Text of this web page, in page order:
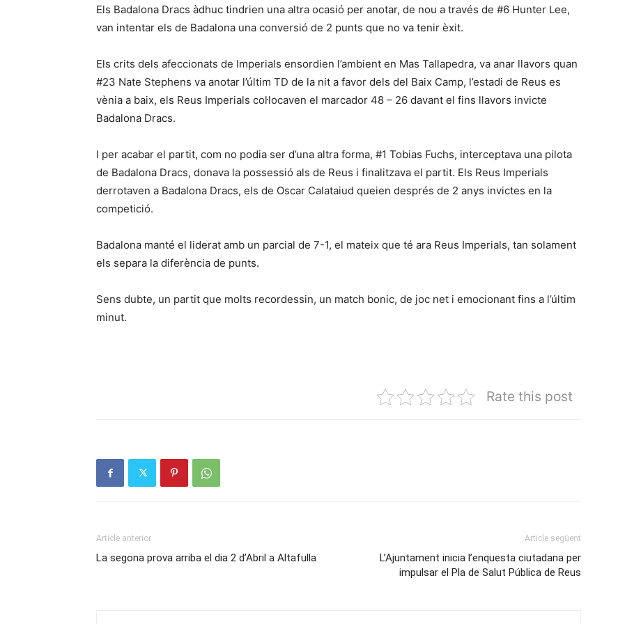
Els Badalona Dracs àdhuc tindrien una altra ocasió per anotar, de nou a través de #6 Hunter Lee,
van intentar els de Badalona una conversió de 2 punts que no va tenir èxit.
Els crits dels afeccionats de Imperials ensordien l’ambient en Mas Tallapedra, va anar llavors quan
#23 Nate Stephens va anotar l’últim TD de la nit a favor dels del Baix Camp, l’estadi de Reus es
vènia a baix, els Reus Imperials col·locaven el marcador 48 – 26 davant el fins llavors invicte
Badalona Dracs.
I per acabar el partit, com no podia ser d’una altra forma, #1 Tobias Fuchs, interceptava una pilota
de Badalona Dracs, donava la possessió als de Reus i finalitzava el partit. Els Reus Imperials
derrotaven a Badalona Dracs, els de Oscar Calataiud queien després de 2 anys invictes en la
competició.
Badalona manté el liderat amb un parcial de 7-1, el mateix que té ara Reus Imperials, tan solament
els separa la diferència de punts.
Sens dubte, un partit que molts recordessin, un match bonic, de joc net i emocionant fins a l’últim
minut.
Rate this post
Article anterior
La segona prova arriba el dia 2 d’Abril a Altafulla
Article següent
L’Ajuntament inicia l’enquesta ciutadana per
impulsar el Pla de Salut Pública de Reus